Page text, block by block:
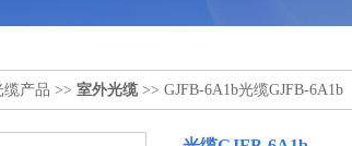
缆产品 >> 室外光缆>> GJFB-6A1b光缆GJFB-6A1b